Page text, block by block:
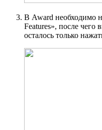
В Award необходимо
Features», после чего
осталось только